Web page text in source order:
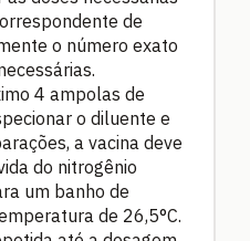
de
o número exato
4 ampolas de
o diluente e
a vacina deve
do nitrogênio
um banho de
de 26,5°C.